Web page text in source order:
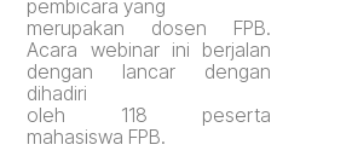
pembicara yang
merupakan dosen FPB.
Acara webinar ini berjalan
dengan lancar dengan
dihadiri
oleh 118 peserta
mahasiswa FPB.